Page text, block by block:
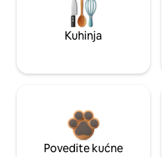
Kuhinja
Povedite kućne